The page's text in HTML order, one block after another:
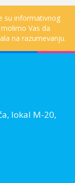
su informativnog
Vas da
na razumevanju.
lokal M-20,